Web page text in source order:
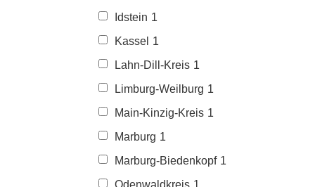
Idstein 1
Kassel 1
Lahn-Dill-Kreis 1
Limburg-Weilburg 1
Main-Kinzig-Kreis 1
Marburg 1
Marburg-Biedenkopf 1
Odenwaldkreis 1